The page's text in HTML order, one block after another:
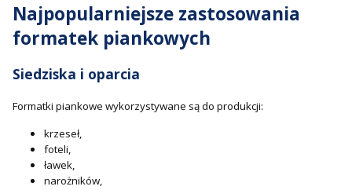
Najpopularniejsze zastosowania
formatek piankowych
Siedziska i oparcia
Formatki piankowe wykorzystywane są do produkcji:
krzeseł,
foteli,
ławek,
narożników,